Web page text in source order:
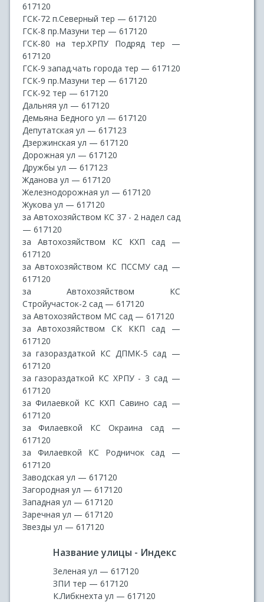
617120
ГСК-72 п.Северный тер — 617120
ГСК-8 пр.Мазуни тер — 617120
ГСК-80 на тер.ХРПУ Подряд тер —
617120
ГСК-9 запад.чать города тер — 617120
ГСК-9 пр.Мазуни тер — 617120
ГСК-92 тер — 617120
Дальняя ул — 617120
Демьяна Бедного ул — 617120
Депутатская ул — 617123
Дзержинская ул — 617120
Дорожная ул — 617120
Дружбы ул — 617123
Жданова ул — 617120
Железнодорожная ул — 617120
Жукова ул — 617120
за Автохозяйством КС 37 - 2 надел сад
— 617120
за Автохозяйством КС КХП сад —
617120
за Автохозяйством КС ПССМУ сад —
617120
за Автохозяйством КС
Стройучасток-2 сад — 617120
за Автохозяйством МС сад — 617120
за Автохозяйством СК ККП сад —
617120
за газораздаткой КС ДПМК-5 сад —
617120
за газораздаткой КС ХРПУ - 3 сад —
617120
за Филаевкой КС КХП Савино сад —
617120
за Филаевкой КС Окраина сад —
617120
за Филаевкой КС Родничок сад —
617120
Заводская ул — 617120
Загородная ул — 617120
Западная ул — 617120
Заречная ул — 617120
Звезды ул — 617120
Название улицы - Индекс
Зеленая ул — 617120
ЗПИ тер — 617120
К.Либкнехта ул — 617120